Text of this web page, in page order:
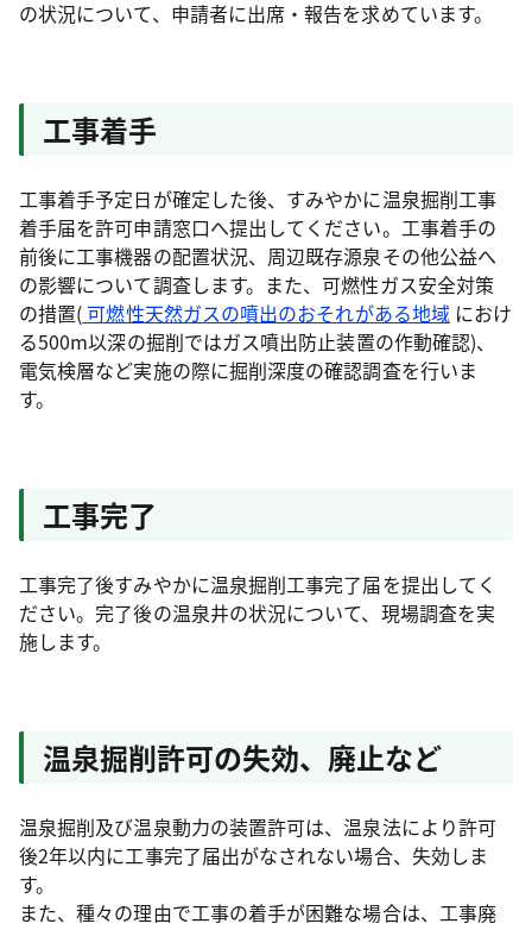
の状況について、申請者に出席・報告を求めています。
工事着手
工事着手予定日が確定した後、すみやかに温泉掘削工事
着手届を許可申請窓口へ提出してください。工事着手の
前後に工事機器の配置状況、周辺既存源泉その他公益へ
の影響について調査します。また、可燃性ガス安全対策
の措置( 可燃性天然ガスの噴出のおそれがある地域におけ
る500m以深の掘削ではガス噴出防止装置の作動確認)、
電気検層など実施の際に掘削深度の確認調査を行いま
す。
工事完了
工事完了後すみやかに温泉掘削工事完了届を提出してく
ださい。完了後の温泉井の状況について、現場調査を実
施します。
温泉掘削許可の失効、廃止など
温泉掘削及び温泉動力の装置許可は、温泉法により許可
後2年以内に工事完了届出がなされない場合、失効しま
す。
また、種々の理由で工事の着手が困難な場合は、工事廃